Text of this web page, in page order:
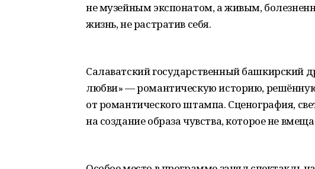
не музейным экспонатом, а живым,
жизнь, не растратив себя.
Салаватский государственный башкирский
любви» — романтическую историю,
от романтического штампа. Сценография,
на создание образа чувства, которое не